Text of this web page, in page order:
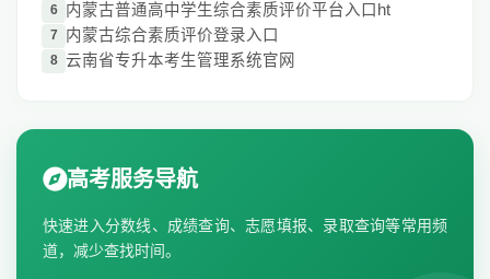
6 内蒙古普通高中学生综合素质评价平台入口ht
7 内蒙古综合素质评价登录入口
8 云南省专升本考生管理系统官网
高考服务导航
快速进入分数线、成绩查询、志愿填报、录取查询等常用频
道，减少查找时间。